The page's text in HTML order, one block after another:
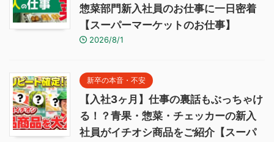
惣菜部門新入社員のお仕事に一日密着
【スーパーマーケットのお仕事】
2026/8/1
新卒の本音・不安
【入社3ヶ月】仕事の裏話もぶっちゃけ
る！？青果・惣菜・チェッカーの新入
社員がイチオシ商品をご紹介【スーパ